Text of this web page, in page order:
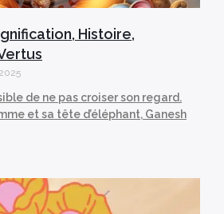
Histoire,
de ne pas croiser son regard.
et sa tête d’éléphant, Ganesh